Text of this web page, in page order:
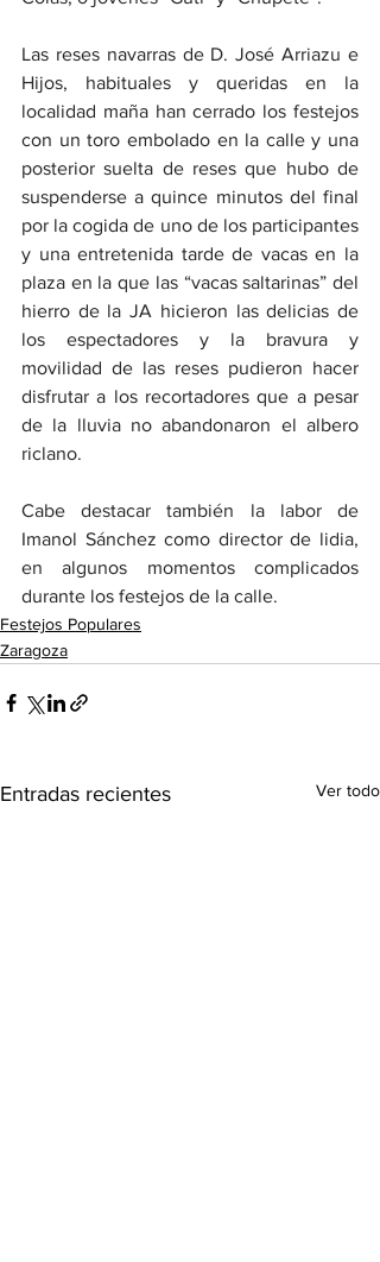
Las reses navarras de D. José Arriazu e
Hijos, habituales y queridas en la
localidad maña han cerrado los festejos
con un toro embolado en la calle y una
posterior suelta de reses que hubo de
suspenderse a quince minutos del final
por la cogida de uno de los participantes
y una entretenida tarde de vacas en la
plaza en la que las “vacas saltarinas” del
hierro de la JA hicieron las delicias de
los espectadores y la bravura y
movilidad de las reses pudieron hacer
disfrutar a los recortadores que a pesar
de la lluvia no abandonaron el albero
riclano.
Cabe destacar también la labor de
Imanol Sánchez como director de lidia,
en algunos momentos complicados
durante los festejos de la calle.
Festejos Populares
Zaragoza
Entradas recientes Ver todo